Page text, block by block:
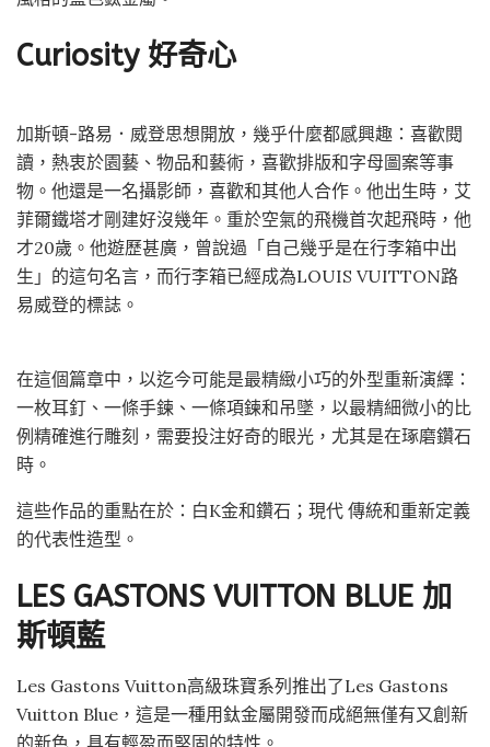
Curiosity 好奇心
加斯頓-路易．威登思想開放，幾乎什麼都感興趣：喜歡閱
讀，熱衷於園藝、物品和藝術，喜歡排版和字母圖案等事
物。他還是一名攝影師，喜歡和其他人合作。他出生時，艾
菲爾鐵塔才剛建好沒幾年。重於空氣的飛機首次起飛時，他
才20歲。他遊歷甚廣，曾說過「自己幾乎是在行李箱中出
生」的這句名言，而行李箱已經成為LOUIS VUITTON路
易威登的標誌。
在這個篇章中，以迄今可能是最精緻小巧的外型重新演繹：
一枚耳釘、一條手鍊、一條項鍊和吊墜，以最精細微小的比
例精確進行雕刻，需要投注好奇的眼光，尤其是在琢磨鑽石
時。
這些作品的重點在於：白K金和鑽石；現代 傳統和重新定義
的代表性造型。
LES GASTONS VUITTON BLUE 加
斯頓藍
Les Gastons Vuitton高級珠寶系列推出了Les Gastons
Vuitton Blue，這是一種用鈦金屬開發而成絕無僅有又創新